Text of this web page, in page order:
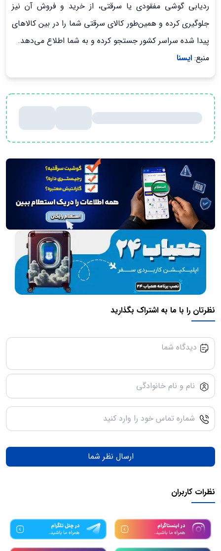
ردیابی گوشی مفقودی یا سرقتی، از خرید و فروش آن نیز
جلوگیری کرده و همین‌طور کالای سرقتی شما را در بین کالاهای
پیدا شده سراسر کشور جستجو کرده و به شما اطلاع می‌دهد.
منبع: ایسنا
نظرتان را با ما به اشتراک بگذارید
ارسال نظر شما
نظرات کاربران